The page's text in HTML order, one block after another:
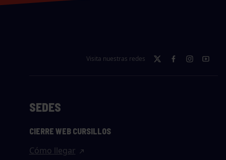
Visita nuestras redes
SEDES
CIERRE WEB CURSILLOS
Cómo llegar